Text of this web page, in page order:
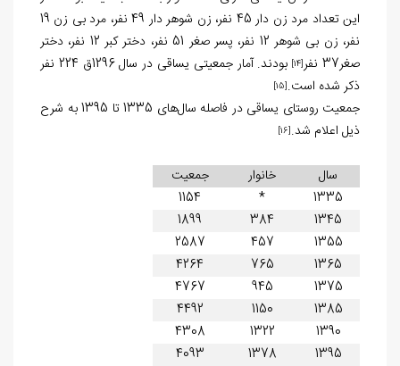
این تعداد مرد زن دار 45 نفر، زن شوهر دار 49 نفر، مرد بی زن 19
نفر، زن بی شوهر 12 نفر، پسر صغر 51 نفر، دختر کبر 12 نفر، دختر
صغر37 نفر
[14]
بودند. آمار جمعیتی یساقی در سال 1296ق 224 نفر
ذکر شده است.[15]
جمعیت روستای یساقی در فاصله سال‌های 1335 تا 1395 به شرح
ذیل اعلام شد.[16]
سال خانوار
جمعیت
1335
*
1154
1345
384
1899
1355
457
2587
1365
765
4264
1375
945
4767
1385
1150
4492
1390
1322
4308
1395
1378
4093